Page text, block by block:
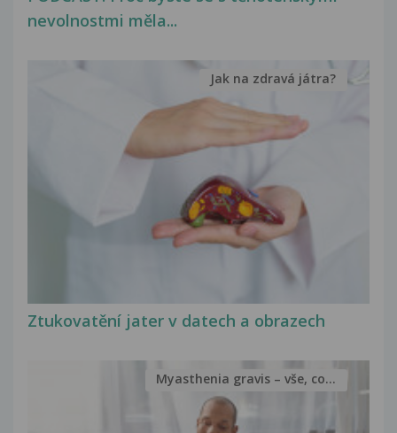
nevolnostmi měla...
Ztukovatění jater v datech a obrazech
Jak na zdravá játra?
Myasthenia gravis – vše, co...